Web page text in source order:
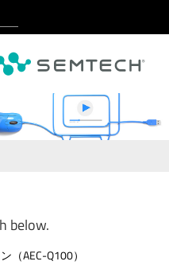
below.
（AEC-Q100）